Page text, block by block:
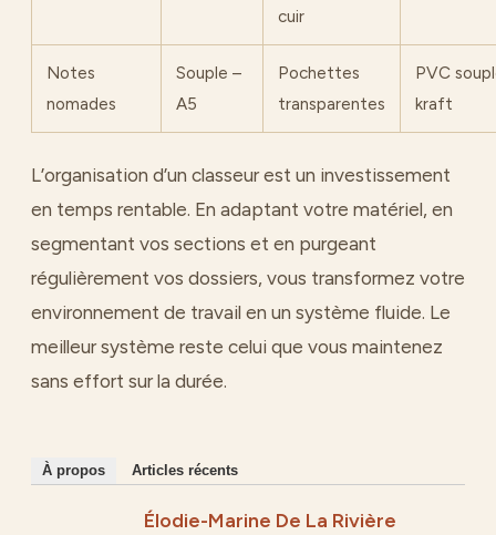
cuir
Notes
nomades
Souple –
A5
Pochettes
transparentes
PVC
kraft
L’organisation d’un classeur est un investissement
en temps rentable. En adaptant votre matériel, en
segmentant vos sections et en purgeant
régulièrement vos dossiers, vous transformez votre
environnement de travail en un système fluide. Le
meilleur système reste celui que vous maintenez
sans effort sur la durée.
À propos Articles récents
Élodie-Marine De La Rivière